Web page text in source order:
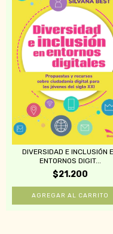
DIVERSIDAD E INCLUSIÓN
ENTORNOS DIGIT...
$21.200